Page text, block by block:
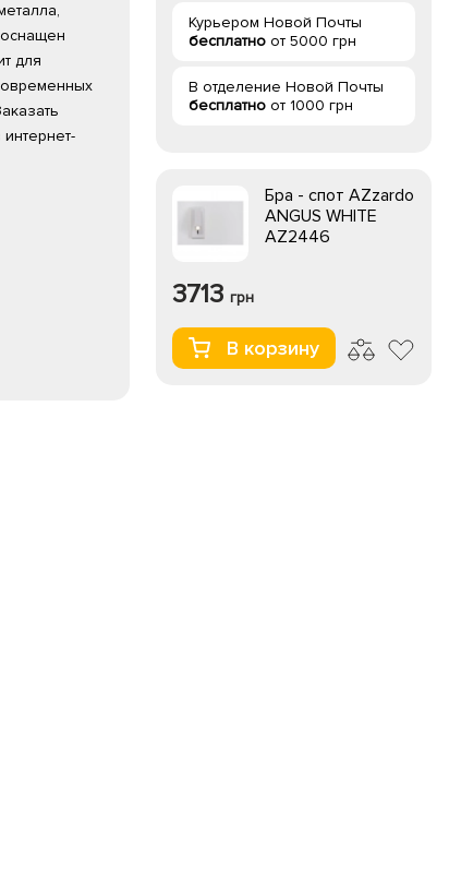
для
Курьером Новой Почты
бесплатно от 5000 грн
В отделение Новой Почты
бесплатно от 1000 грн
Бра - спот AZzardo
ANGUS WHITE
AZ2446
3713 грн
В корзину